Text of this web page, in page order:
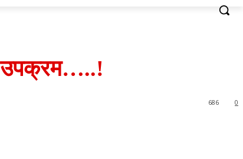
उपक्रम…..!
0
686